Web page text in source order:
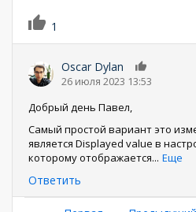
1
Oscar Dylan
26 июля 2023 13:53
Добрый день Павел,
Самый простой вариант это
является Displayed value в
которому отображается... Еще
Ответить